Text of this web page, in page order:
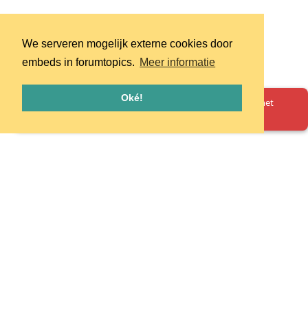
We serveren mogelijk externe cookies door
embeds in forumtopics. Meer informatie
Oké!
Oeps! Er is iets misgegaan. Herlaad de pagina en probeer het
opnieuw.